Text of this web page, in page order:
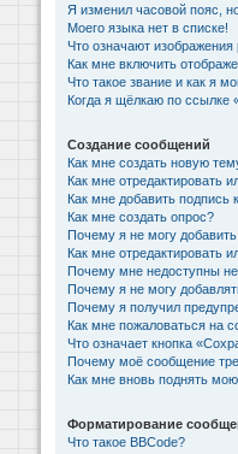
Я изменил часовой пояс,
Моего языка нет в списке!
Что означают
Как мне включить
Что такое звание и как я
Когда я щёлкаю по ссылке
Создание сообщений
Как мне создать новую
Как мне отредактировать
Как мне добавить
Как мне создать опрос?
Почему я не могу
Как мне отредактировать
Почему мне недоступны
Почему я не могу
Почему я получил
Как мне пожаловаться на
Что означает кнопка
Почему моё сообщение
Как мне вновь поднять
Форматирование
Что такое BBCode?